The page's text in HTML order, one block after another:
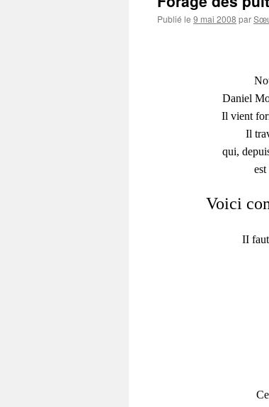
Publié le 9 mai 2008 par
Daniel
Il vient
Il
qui,
Voici
II